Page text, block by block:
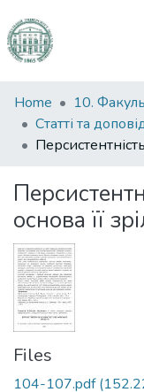
Communities
&
Collections
Statistics
Home
Статті та
основа її
Files
104-107.pdf